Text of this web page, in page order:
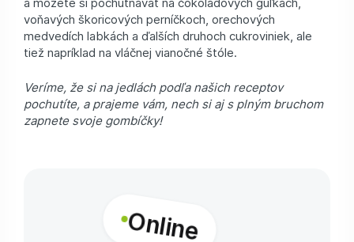
voňavých škoricových perníčkoch, orechových
medvedích labkách a ďalších druhoch cukroviniek, ale
tiež napríklad na vláčnej vianočné štóle.
Veríme, že si na jedlách podľa našich receptov
pochutíte, a prajeme vám, nech si aj s plným bruchom
zapnete svoje gombíčky!
Online